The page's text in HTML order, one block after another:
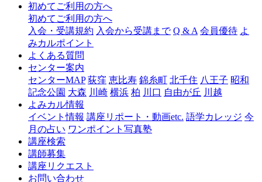
初めてご利用の方へ
初めてご利用の方へ
入会・受講規約 入会から受講まで Q & A 会員優待 よ
みカルポイント
よくある質問
センター案内
センターMAP 荻窪 恵比寿 錦糸町 北千住 八王子 昭和
記念公園 大森 川崎 横浜 柏 川口 自由が丘 川越
よみカル情報
イベント情報 講座リポート・動画etc. 語学カレッジ 今
月の占い ワンポイント写真塾
講座検索
講師募集
講座リクエスト
お問い合わせ